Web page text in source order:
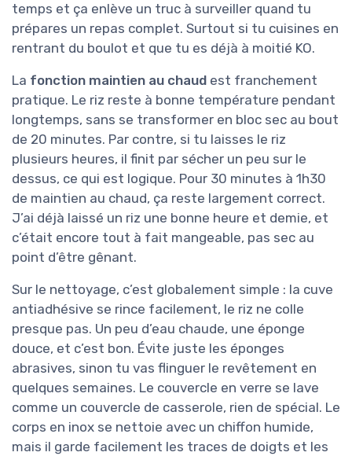
temps et ça enlève un truc à surveiller quand tu
prépares un repas complet. Surtout si tu cuisines en
rentrant du boulot et que tu es déjà à moitié KO.
La fonction maintien au chaud est franchement
pratique. Le riz reste à bonne température pendant
longtemps, sans se transformer en bloc sec au bout
de 20 minutes. Par contre, si tu laisses le riz
plusieurs heures, il finit par sécher un peu sur le
dessus, ce qui est logique. Pour 30 minutes à 1h30
de maintien au chaud, ça reste largement correct.
J’ai déjà laissé un riz une bonne heure et demie, et
c’était encore tout à fait mangeable, pas sec au
point d’être gênant.
Sur le nettoyage, c’est globalement simple : la cuve
antiadhésive se rince facilement, le riz ne colle
presque pas. Un peu d’eau chaude, une éponge
douce, et c’est bon. Évite juste les éponges
abrasives, sinon tu vas flinguer le revêtement en
quelques semaines. Le couvercle en verre se lave
comme un couvercle de casserole, rien de spécial. Le
corps en inox se nettoie avec un chiffon humide,
mais il garde facilement les traces de doigts et les